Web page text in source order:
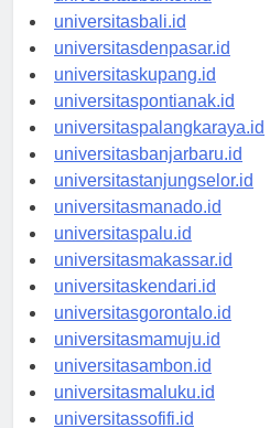
universitasbanten.id
universitasbali.id
universitasdenpasar.id
universitaskupang.id
universitaspontianak.id
universitaspalangkaraya.id
universitasbanjarbaru.id
universitastanjungselor.id
universitasmanado.id
universitaspalu.id
universitasmakassar.id
universitaskendari.id
universitasgorontalo.id
universitasmamuju.id
universitasambon.id
universitasmaluku.id